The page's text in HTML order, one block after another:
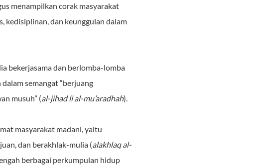
menampilkan corak masyarakat
kedisiplinan, dan keunggulan dalam
bekerjasama dan berlomba-lomba
semangat “berjuang
musuh” (al-jihad li al-mu’aradhah).
masyarakat madani, yaitu
dan berakhlak-mulia (alakhlaq al-
berbagai perkumpulan hidup